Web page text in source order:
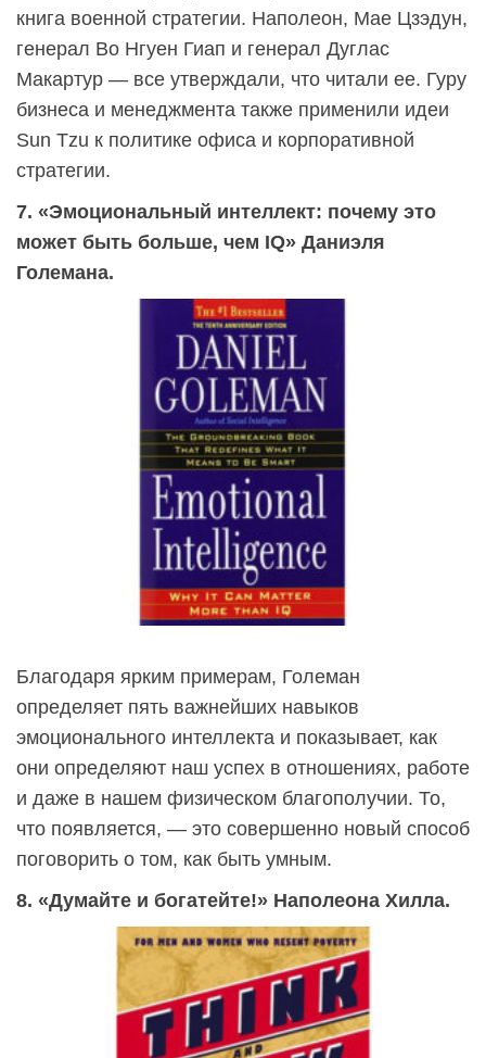
книга военной стратегии. Наполеон, Мае Цзэдун,
генерал Во Нгуен Гиап и генерал Дуглас
Макартур — все утверждали, что читали ее. Гуру
бизнеса и менеджмента также применили идеи
Sun Tzu к политике офиса и корпоративной
стратегии.
7. «Эмоциональный интеллект: почему это
может быть больше, чем IQ» Даниэля
Големана.
Благодаря ярким примерам, Големан
определяет пять важнейших навыков
эмоционального интеллекта и показывает, как
они определяют наш успех в отношениях, работе
и даже в нашем физическом благополучии. То,
что появляется, — это совершенно новый способ
поговорить о том, как быть умным.
8. «Думайте и богатейте!» Наполеона Хилла.